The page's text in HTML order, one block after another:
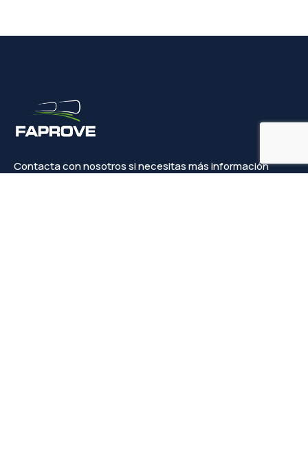
Contacta con nosotros si necesitas más información